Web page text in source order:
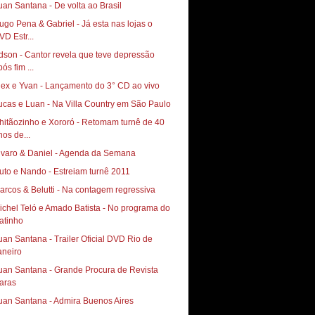
Santana - De volta ao Brasil
Pena & Gabriel - Já esta nas lojas o
Estr...
- Cantor revela que teve depressão
fim ...
e Yvan - Lançamento do 3° CD ao vivo
e Luan - Na Villa Country em São Paulo
e Xororó - Retomam turnê de 40
de...
& Daniel - Agenda da Semana
e Nando - Estreiam turnê 2011
& Belutti - Na contagem regressiva
Teló e Amado Batista - No programa do
Santana - Trailer Oficial DVD Rio de
Santana - Grande Procura de Revista
Santana - Admira Buenos Aires